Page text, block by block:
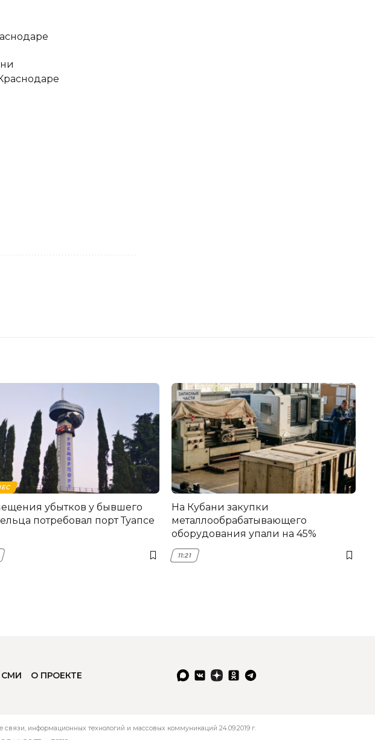
убытков у бывшего
потребовал порт Туапсе
На Кубани закупки
металлообрабатывающего
оборудования упали на 45%
11:21
СМИ О ПРОЕКТЕ
информационных технологий и массовых коммуникаций 24.09.2019 г.